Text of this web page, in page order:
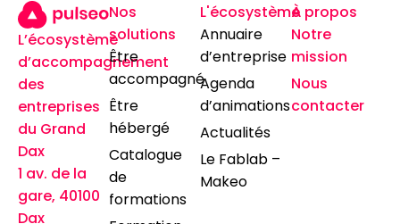
L’écosystème
d’accompagnement
des
entreprises
du Grand
Dax
1 av. de la
gare, 40100
Dax
Nos
solutions
Être
accompagné
Être
hébergé
Catalogue
de
formations
L'écosystème
Annuaire
d’entreprise
Agenda
d’animations
Actualités
Le Fablab –
Makeo
À propos
Notre
mission
Nous
contacter